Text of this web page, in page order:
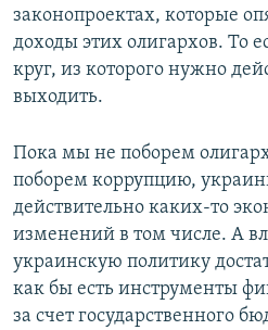
законопроектах, которые
доходы этих олигархов. То
круг, из которого нужно
выходить.
Пока мы не поборем
поборем коррупцию,
действительно каких-то
изменений в том числе. А
украинскую политику
как бы есть инструменты
за счет государственного